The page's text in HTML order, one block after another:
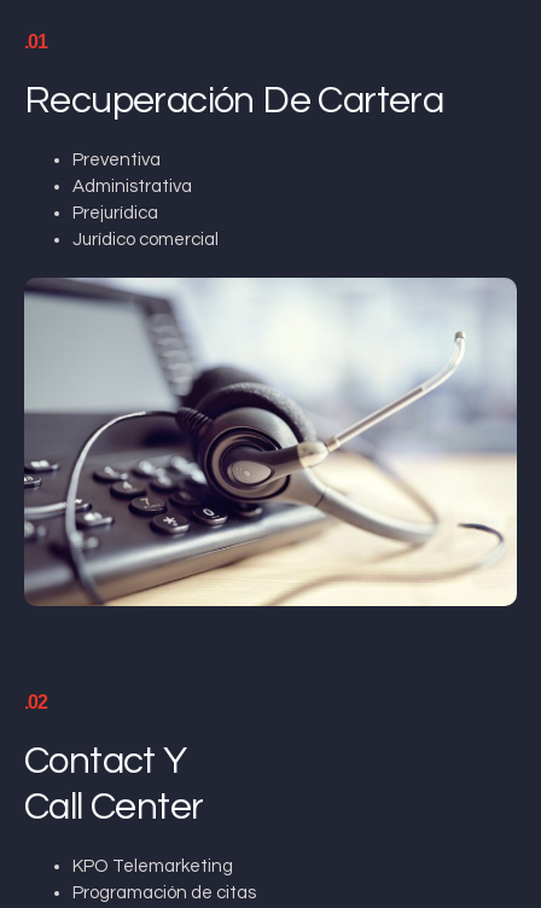
.01
Recuperación De Cartera
Preventiva
Administrativa
Prejurídica
Jurídico comercial
.02
Contact Y
Call Center
KPO Telemarketing
Programación de citas